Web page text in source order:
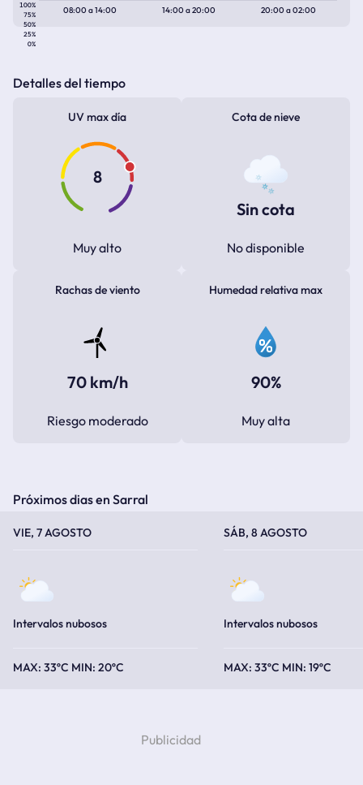
100%
75%
50%
25%
0%
08:00a14:00 14:00a20:00 20:00a02:00
Detalles del tiempo
UV max día
8
Muy alto
Cota de nieve
Sin cota
No disponible
Rachas de viento
70 km/h
Riesgo moderado
Humedad relativa max
90%
Muy alta
Próximos dias en Sarral
VIE, 7 AGOSTO
Intervalos nubosos
33ºC 20ºC
SÁB, 8 AGOSTO
Intervalos nubosos
33ºC 19ºC